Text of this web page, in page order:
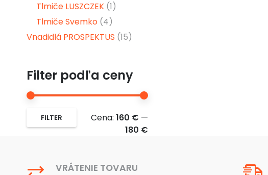
Tlmiče LUSZCZEK (1)
Tlmiče Svemko (4)
Vnadidlá PROSPEKTUS (15)
Filter podľa ceny
FILTER Cena:160 € —
180 €
VRÁTENIE TOVARU